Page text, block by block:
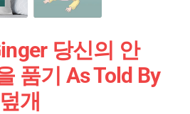
당신의 안
품기 As Told By
개